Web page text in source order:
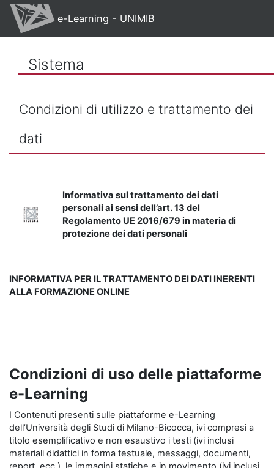
Vai al contenuto principale
e-Learning - UNIMIB
Sistema
Condizioni di utilizzo e trattamento dei
dati
Informativa sul trattamento dei dati
personali ai sensi dell’art. 13 del
Regolamento UE 2016/679 in materia di
protezione dei dati personali
INFORMATIVA PER IL TRATTAMENTO DEI DATI INERENTI
ALLA FORMAZIONE ONLINE
Condizioni di uso delle piattaforme
e-Learning
I Contenuti presenti sulle piattaforme e-Learning
dell’Università degli Studi di Milano-Bicocca, ivi compresi a
titolo esemplificativo e non esaustivo i testi (ivi inclusi
materiali didattici in forma testuale, messaggi, documenti,